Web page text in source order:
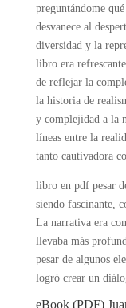
preguntándome
desvanece al
diversidad y la
libro era
de reflejar la
la historia de
y complejidad a la
líneas entre la
tanto cautivadora
libro en pdf pesar
siendo fascinante,
La narrativa era
llevaba más
pesar de algunos
logró crear un
eBook (PDF)